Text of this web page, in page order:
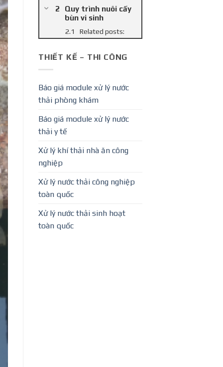
Quy trình nuôi cấy
bùn vi sinh
Related posts:
THIẾT KẾ – THI CÔNG
Báo giá module xử lý nước
thải phòng khám
Báo giá module xử lý nước
thải y tế
Xử lý khí thải nhà ăn công
nghiệp
Xử lý nước thải công nghiệp
toàn quốc
Xử lý nước thải sinh hoạt
toàn quốc